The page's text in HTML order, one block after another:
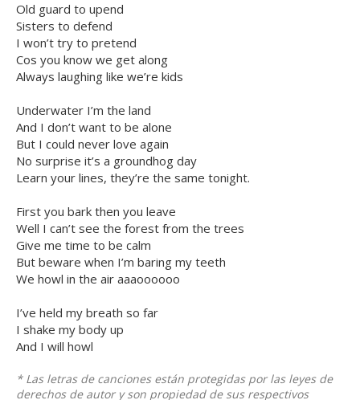
Old guard to upend
Sisters to defend
I won’t try to pretend
Cos you know we get along
Always laughing like we’re kids
Underwater I’m the land
And I don’t want to be alone
But I could never love again
No surprise it’s a groundhog day
Learn your lines, they’re the same tonight.
First you bark then you leave
Well I can’t see the forest from the trees
Give me time to be calm
But beware when I’m baring my teeth
We howl in the air aaaoooooo
I’ve held my breath so far
I shake my body up
And I will howl
* Las letras de canciones están protegidas por las leyes de
derechos de autor y son propiedad de sus respectivos